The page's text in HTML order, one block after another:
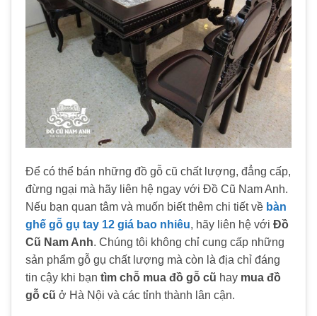
Để có thể bán những đồ gỗ cũ chất lượng, đẳng cấp,
đừng ngại mà hãy liên hệ ngay với Đồ Cũ Nam Anh.
Nếu bạn quan tâm và muốn biết thêm chi tiết về bàn
ghế gỗ gụ tay 12 giá bao nhiêu, hãy liên hệ với Đồ
Cũ Nam Anh. Chúng tôi không chỉ cung cấp những
sản phẩm gỗ gụ chất lượng mà còn là địa chỉ đáng
tin cậy khi bạn tìm chỗ mua đồ gỗ cũ hay mua đồ
gỗ cũ ở Hà Nội và các tỉnh thành lân cận.